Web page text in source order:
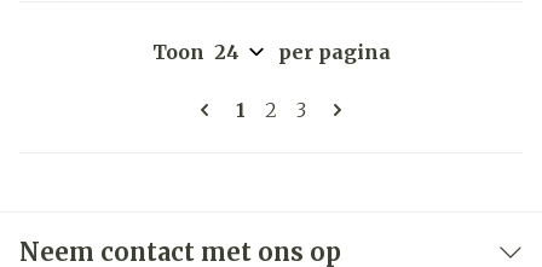
Pagina's
U lees momenteel pagina
1 Pagina
2 Pagina
3
Toon per pagina
Neem contact met ons op